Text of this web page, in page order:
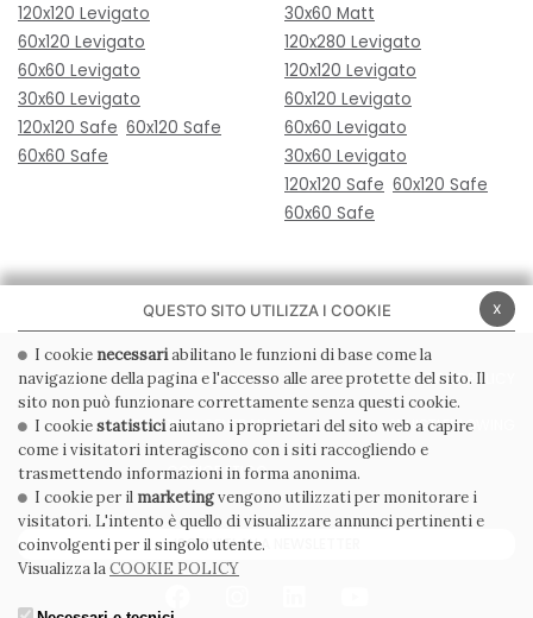
120x120 Levigato
60x120 Levigato
60x60 Levigato
30x60 Levigato
120x120 Safe 60x120 Safe
60x60 Safe
30x60 Matt
120x280 Levigato
120x120 Levigato
60x120 Levigato
60x60 Levigato
30x60 Levigato
120x120 Safe 60x120 Safe
60x60 Safe
PRIVACY POLICY COOKIE POLICY
CONDIZIONI GENERALI WHISTLEBLOWING
CODICE ETICO
ISCRIVITI ALLA NEWSLETTER
x
QUESTO SITO UTILIZZA I COOKIE
I cookie necessariabilitano le funzioni di base come la
navigazione della pagina e l'accesso alle aree protette del sito. Il
sito non può funzionare correttamente senza questi cookie.
I cookiestatisticiaiutano i proprietari del sito web a capire
come i visitatori interagiscono con i siti raccogliendo e
trasmettendo informazioni in forma anonima.
I cookie per il marketingvengono utilizzati per monitorare i
visitatori. L'intento è quello di visualizzare annunci pertinenti e
coinvolgenti per il singolo utente.
Visualizza laCOOKIE POLICY